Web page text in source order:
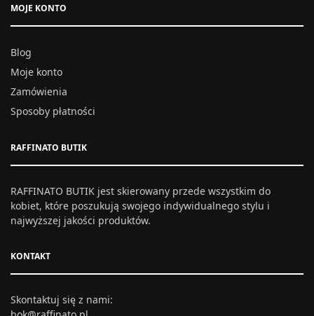
MOJE KONTO
Blog
Moje konto
Zamówienia
Sposoby płatności
RAFFINATO BUTIK
RAFFINATO BUTIK jest skierowany przede wszystkim do
kobiet, które poszukują swojego indywidualnego stylu i
najwyższej jakości produktów.
KONTAKT
Skontaktuj się z nami: